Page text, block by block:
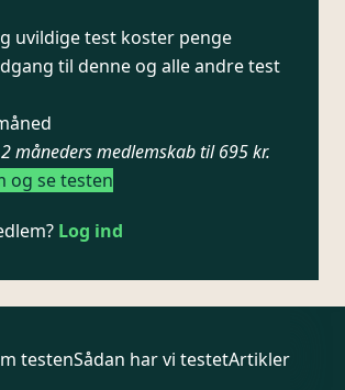
uvildige test koster penge
til denne og alle andre test
måneders medlemskab til 695 kr.
og se testen
Log ind
testenSådan har vi testetArtikler